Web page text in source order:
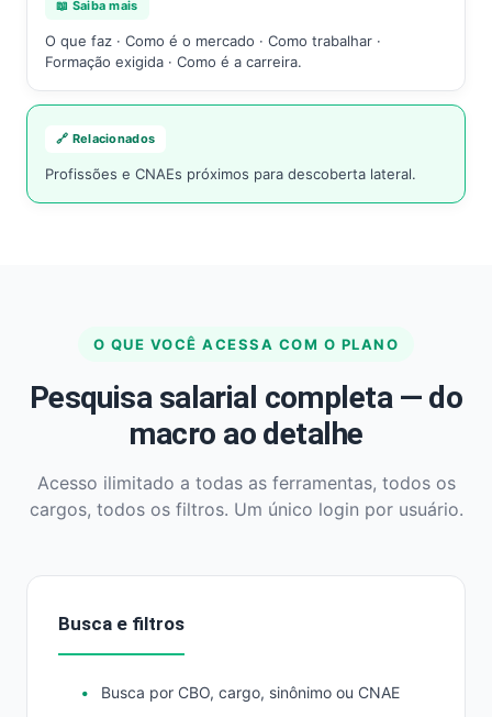
📖 Saiba mais
O que faz · Como é o mercado · Como trabalhar ·
Formação exigida · Como é a carreira.
🔗 Relacionados
Profissões e CNAEs próximos para descoberta lateral.
O QUE VOCÊ ACESSA COM O PLANO
Pesquisa salarial completa — do
macro ao detalhe
Acesso ilimitado a todas as ferramentas, todos os
cargos, todos os filtros. Um único login por usuário.
Busca e filtros
Busca por CBO, cargo, sinônimo ou CNAE